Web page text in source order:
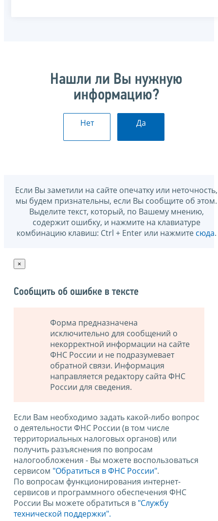
Нашли ли Вы нужную
информацию?
Нет Да
Если Вы заметили на сайте опечатку или неточность,
мы будем признательны, если Вы сообщите об этом.
Выделите текст, который, по Вашему мнению,
содержит ошибку, и нажмите на клавиатуре
комбинацию клавиш: Ctrl + Enter или нажмите сюда.
×
Сообщить об ошибке в тексте
Форма предназначена
исключительно для сообщений о
некорректной информации на сайте
ФНС России и не подразумевает
обратной связи. Информация
направляется редактору сайта ФНС
России для сведения.
Если Вам необходимо задать какой-либо вопрос
о деятельности ФНС России (в том числе
территориальных налоговых органов) или
получить разъяснения по вопросам
налогообложения - Вы можете воспользоваться
сервисом "Обратиться в ФНС России".
По вопросам функционирования интернет-
сервисов и программного обеспечения ФНС
России Вы можете обратиться в "Службу
технической поддержки".